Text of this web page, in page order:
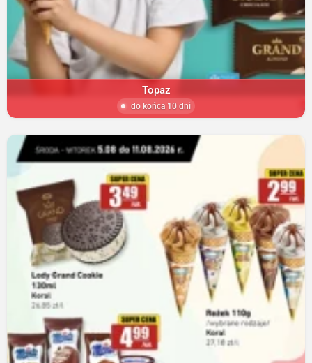
Topaz
do końca 10 dni